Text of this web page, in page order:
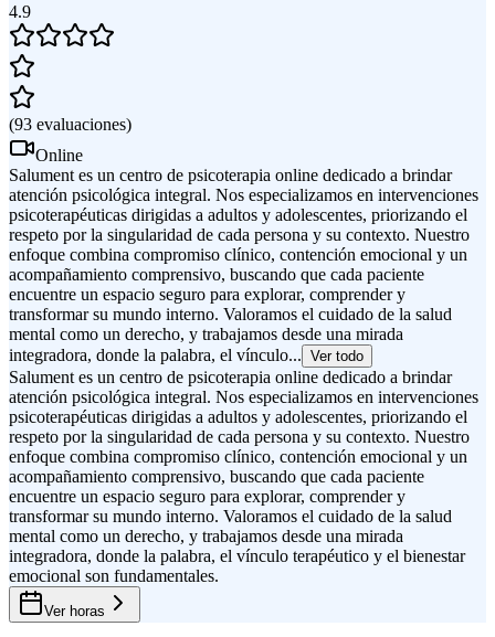
4.9
(93 evaluaciones)
Online
Salument es un centro de psicoterapia online dedicado a brindar
atención psicológica integral. Nos especializamos en intervenciones
psicoterapéuticas dirigidas a adultos y adolescentes, priorizando el
respeto por la singularidad de cada persona y su contexto. Nuestro
enfoque combina compromiso clínico, contención emocional y un
acompañamiento comprensivo, buscando que cada paciente
encuentre un espacio seguro para explorar, comprender y
transformar su mundo interno. Valoramos el cuidado de la salud
mental como un derecho, y trabajamos desde una mirada
integradora, donde la palabra, el vínculo... Ver todo
Salument es un centro de psicoterapia online dedicado a brindar
atención psicológica integral. Nos especializamos en intervenciones
psicoterapéuticas dirigidas a adultos y adolescentes, priorizando el
respeto por la singularidad de cada persona y su contexto. Nuestro
enfoque combina compromiso clínico, contención emocional y un
acompañamiento comprensivo, buscando que cada paciente
encuentre un espacio seguro para explorar, comprender y
transformar su mundo interno. Valoramos el cuidado de la salud
mental como un derecho, y trabajamos desde una mirada
integradora, donde la palabra, el vínculo terapéutico y el bienestar
emocional son fundamentales.
Ver horas